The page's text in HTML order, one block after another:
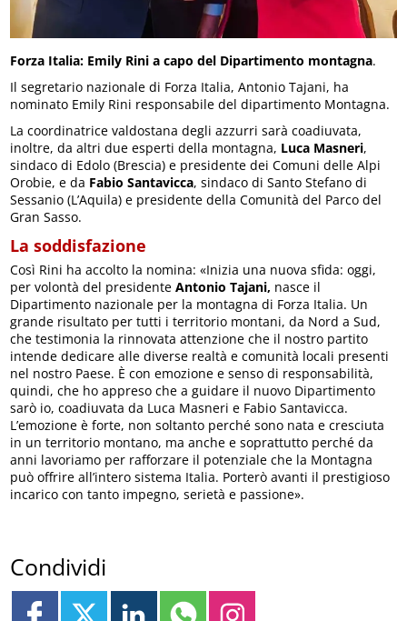
Forza Italia: Emily Rini a capo del Dipartimento montagna.
Il segretario nazionale di Forza Italia, Antonio Tajani, ha
nominato Emily Rini responsabile del dipartimento Montagna.
La coordinatrice valdostana degli azzurri sarà coadiuvata,
inoltre, da altri due esperti della montagna, Luca Masneri,
sindaco di Edolo (Brescia) e presidente dei Comuni delle Alpi
Orobie, e da Fabio Santavicca, sindaco di Santo Stefano di
Sessanio (L’Aquila) e presidente della Comunità del Parco del
Gran Sasso.
La soddisfazione
Così Rini ha accolto la nomina: «Inizia una nuova sfida: oggi,
per volontà del presidenteAntonio Tajani, nasce il
Dipartimento nazionale per la montagna di Forza Italia. Un
grande risultato per tutti i territorio montani, da Nord a Sud,
che testimonia la rinnovata attenzione che il nostro partito
intende dedicare alle diverse realtà e comunità locali presenti
nel nostro Paese. È con emozione e senso di responsabilità,
quindi, che ho appreso che a guidare il nuovo Dipartimento
sarò io, coadiuvata da Luca Masneri e Fabio Santavicca.
L’emozione è forte, non soltanto perché sono nata e cresciuta
in un territorio montano, ma anche e soprattutto perché da
anni lavoriamo per rafforzare il potenziale che la Montagna
può offrire all’intero sistema Italia. Porterò avanti il prestigioso
incarico con tanto impegno, serietà e passione».
Condividi